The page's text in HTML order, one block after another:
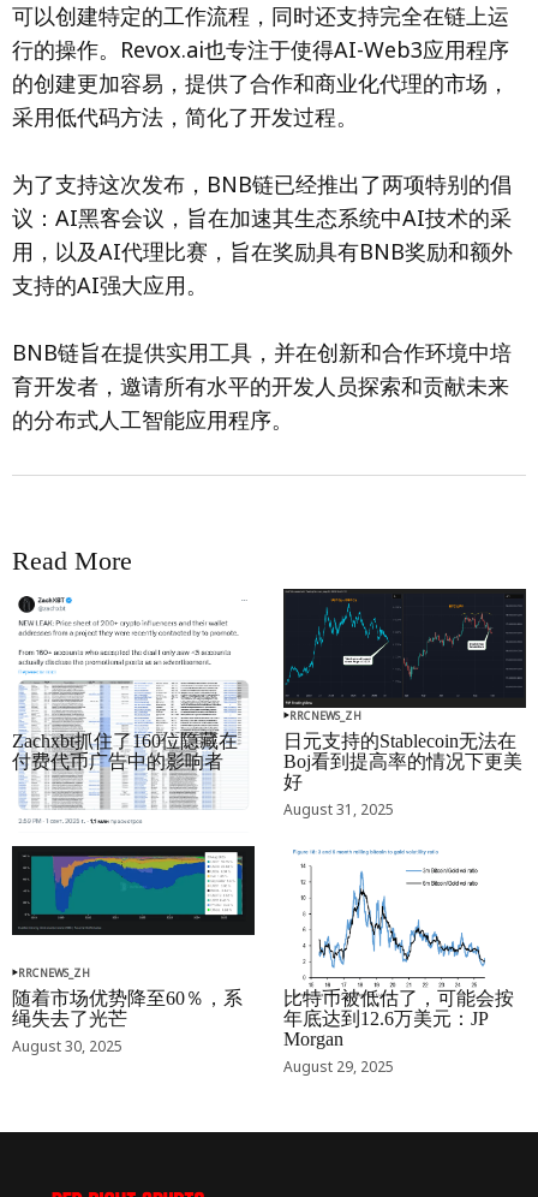
可以创建特定的工作流程，同时还支持完全在链上运
行的操作。Revox.ai也专注于使得AI-Web3应用程序
的创建更加容易，提供了合作和商业化代理的市场，
采用低代码方法，简化了开发过程。
为了支持这次发布，BNB链已经推出了两项特别的倡
议：AI黑客会议，旨在加速其生态系统中AI技术的采
用，以及AI代理比赛，旨在奖励具有BNB奖励和额外
支持的AI强大应用。
BNB链旨在提供实用工具，并在创新和合作环境中培
育开发者，邀请所有水平的开发人员探索和贡献未来
的分布式人工智能应用程序。
Read More
RRCNEWS_ZH
Zachxbt抓住了160位隐藏在
付费代币广告中的影响者
September 01, 2025
RRCNEWS_ZH
日元支持的Stablecoin无法在
Boj看到提高率的情况下更美
好
August 31, 2025
RRCNEWS_ZH
随着市场优势降至60％，系
绳失去了光芒
August 30, 2025
RRCNEWS_ZH
比特币被低估了，可能会按
年底达到12.6万美元：JP
Morgan
August 29, 2025